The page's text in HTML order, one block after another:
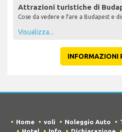
Attrazioni turistiche di
Cose da vedere e fare a Budapest e
Visualizza...
INFORMAZIONI
Home voli Noleggio Auto